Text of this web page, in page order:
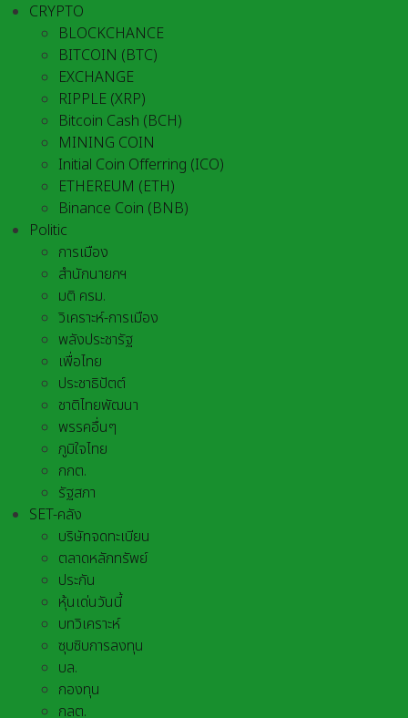
CRYPTO
BLOCKCHANCE
BITCOIN (BTC)
EXCHANGE
RIPPLE (XRP)
Bitcoin Cash (BCH)
MINING COIN
Initial Coin Offerring (ICO)
ETHEREUM (ETH)
Binance Coin (BNB)
Politic
การเมือง
สำนักนายกฯ
มติ ครม.
วิเคราะห์-การเมือง
พลังประชารัฐ
เพื่อไทย
ประชาธิปัตต์
ชาติไทยพัฒนา
พรรคอื่นๆ
ภูมิใจไทย
กกต.
รัฐสภา
SET-คลัง
บริษัทจดทะเบียน
ตลาดหลักทรัพย์
ประกัน
หุ้นเด่นวันนี้
บทวิเคราะห์
ซุบซิบการลงทุน
บล.
กองทุน
กลต.